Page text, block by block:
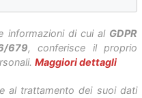
informazioni di cui al GDPR
679, conferisce il proprio
Maggiori dettagli
al trattamento dei suoi dati